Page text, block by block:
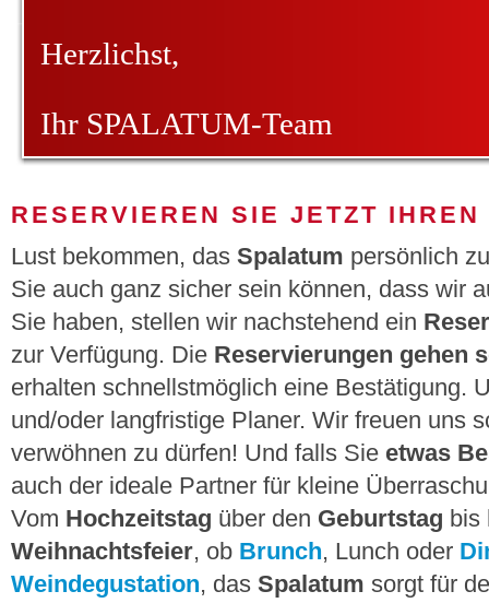
Herzlichst,
Ihr SPALATUM-Team
RESERVIEREN SIE JETZT
Lust bekommen, das Spalatum persönlich
Sie auch ganz sicher sein können, dass wir
Sie haben, stellen wir nachstehend ein
zur Verfügung. Die Reservierungen gehen
erhalten schnellstmöglich eine Bestätigung.
und/oder langfristige Planer. Wir freuen uns
verwöhnen zu dürfen! Und falls Sie etwas
auch der ideale Partner für kleine
Vom Hochzeitstag über den Geburtstag
Weihnachtsfeier, ob Brunch, Lunch oder
Weindegustation, das Spalatum sorgt für